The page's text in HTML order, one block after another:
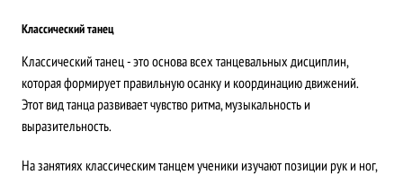
Классический танец
Классический танец - это основа всех танцевальных дисциплин,
которая формирует правильную осанку и координацию движений.
Этот вид танца развивает чувство ритма, музыкальность и
выразительность.
На занятиях классическим танцем ученики изучают позиции рук и ног,